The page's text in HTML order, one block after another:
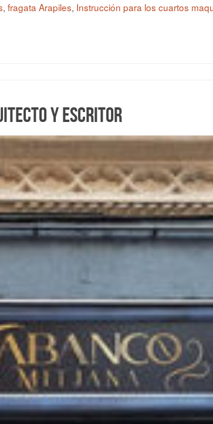
, fragata Arapiles, Instrucción para los cuartos
y escritor